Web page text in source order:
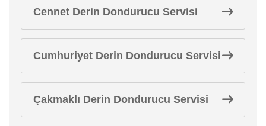
Cennet Derin Dondurucu Servisi
Cumhuriyet Derin Dondurucu Servisi
Çakmaklı Derin Dondurucu Servisi